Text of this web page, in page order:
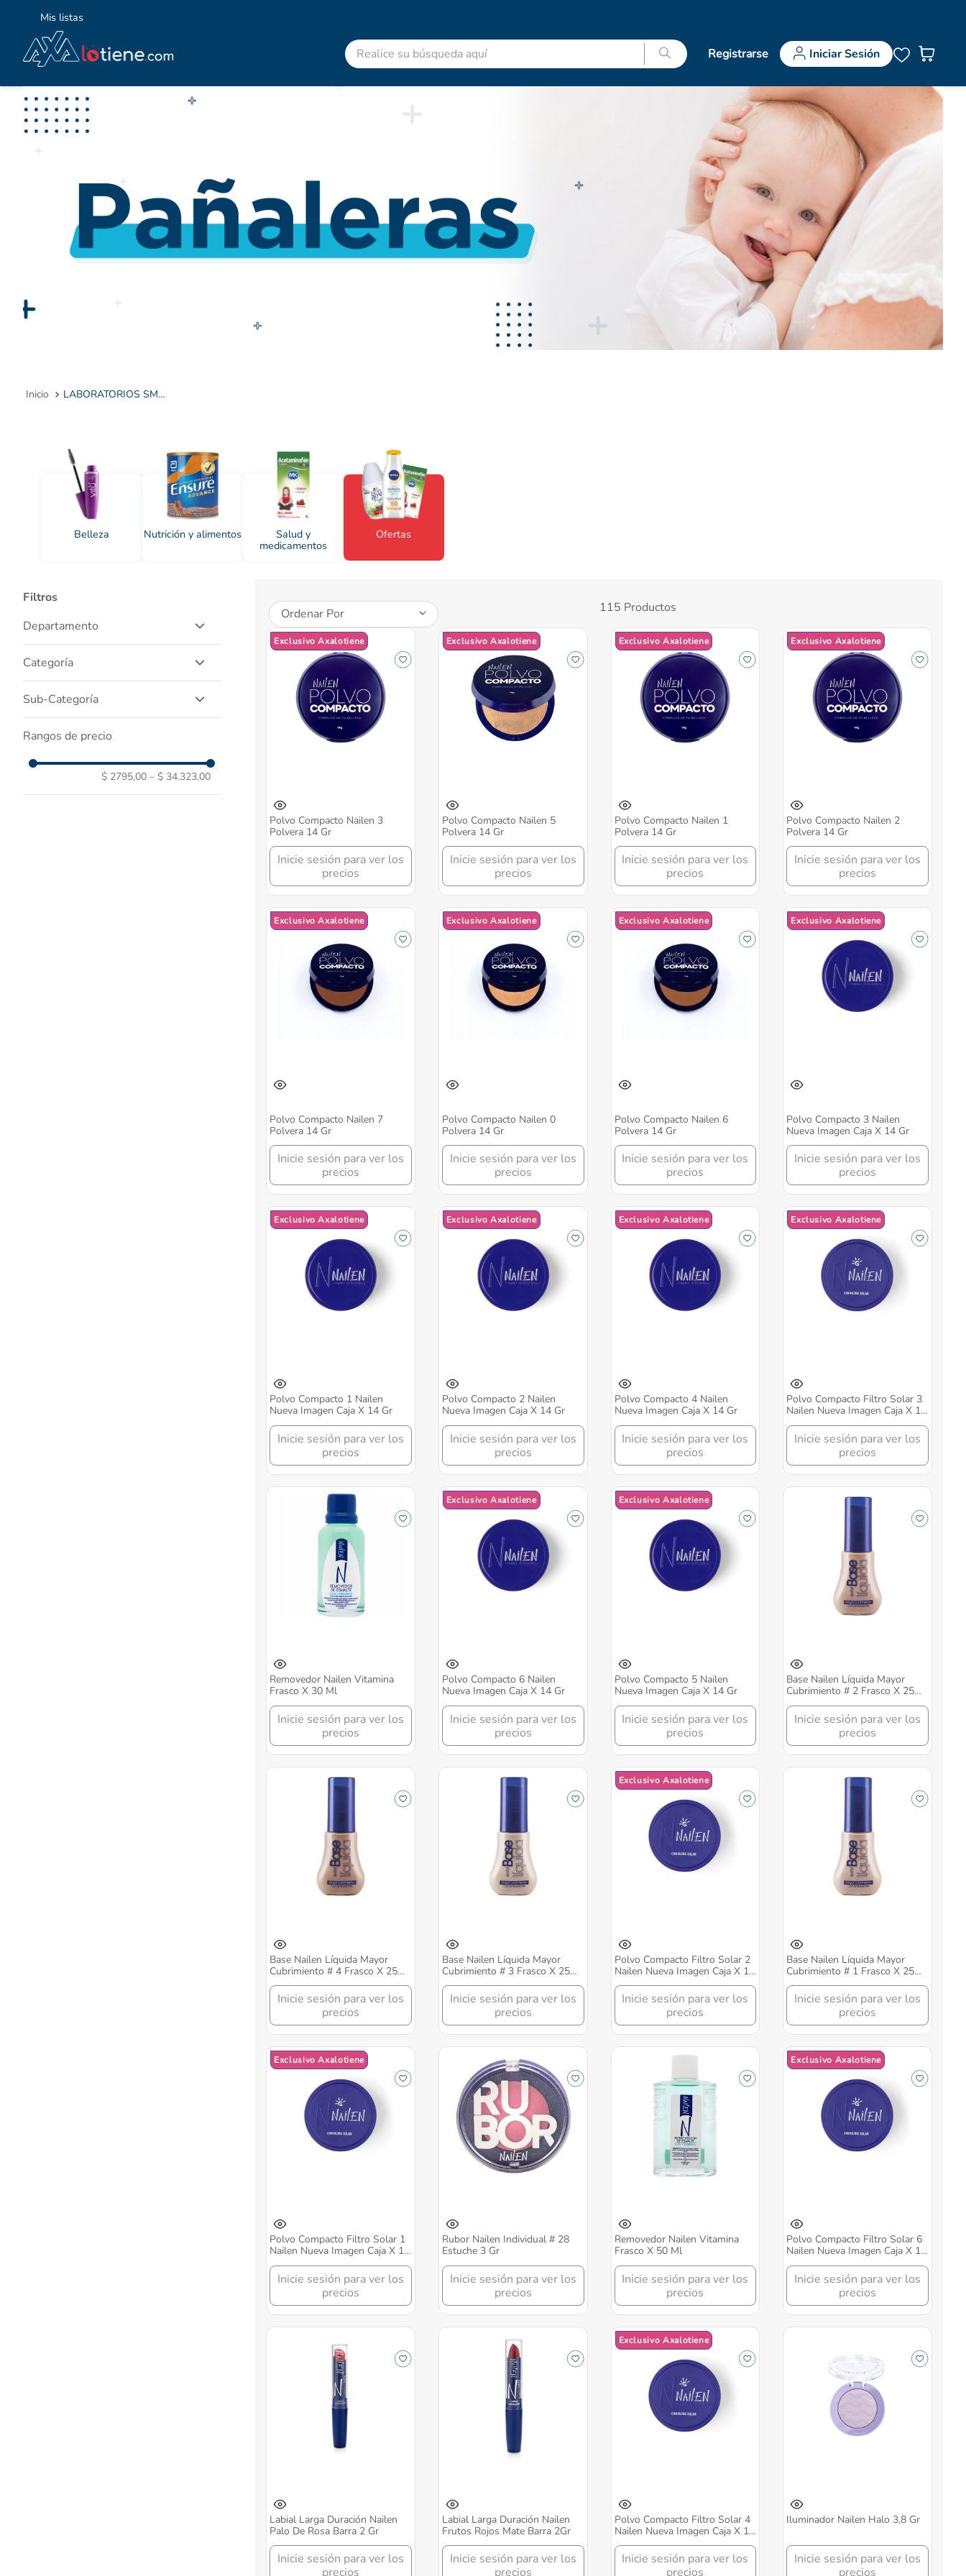
Mis listas
Realice su búsqueda aquí
Registrarse Iniciar Sesión
LABORATORIOS SMART SAS
Belleza Nutrición y alimentos
Salud y
medicamentos
Ofertas
Filtros
Departamento
Cuidado Personal
Categoría
Labios
Ojos
Cuidado Facial
Sub-Categoría
Labiales
Esmaltes Y Removedores
Bases
Rangos de precio
$ 2795,00 – $ 34.323,00
Ordenar Por 115 Productos
Exclusivo Axalotiene
Polvo Compacto Nailen 3
Polvera 14 Gr
Inicie sesión para ver los
precios
Exclusivo Axalotiene
Polvo Compacto Nailen 5
Polvera 14 Gr
Inicie sesión para ver los
precios
Exclusivo Axalotiene
Polvo Compacto Nailen 1
Polvera 14 Gr
Inicie sesión para ver los
precios
Exclusivo Axalotiene
Polvo Compacto Nailen 2
Polvera 14 Gr
Inicie sesión para ver los
precios
Exclusivo Axalotiene
Polvo Compacto Nailen 7
Polvera 14 Gr
Inicie sesión para ver los
precios
Exclusivo Axalotiene
Polvo Compacto Nailen 0
Polvera 14 Gr
Inicie sesión para ver los
precios
Exclusivo Axalotiene
Polvo Compacto Nailen 6
Polvera 14 Gr
Inicie sesión para ver los
precios
Exclusivo Axalotiene
Polvo Compacto 3 Nailen
Nueva Imagen Caja X 14 Gr
Inicie sesión para ver los
precios
Exclusivo Axalotiene
Polvo Compacto 1 Nailen
Nueva Imagen Caja X 14 Gr
Inicie sesión para ver los
precios
Exclusivo Axalotiene
Polvo Compacto 2 Nailen
Nueva Imagen Caja X 14 Gr
Inicie sesión para ver los
precios
Exclusivo Axalotiene
Polvo Compacto 4 Nailen
Nueva Imagen Caja X 14 Gr
Inicie sesión para ver los
precios
Exclusivo Axalotiene
Polvo Compacto Filtro Solar 3
Nailen Nueva Imagen Caja X 14
Gr
Inicie sesión para ver los
precios
Removedor Nailen Vitamina
Frasco X 30 Ml
Inicie sesión para ver los
precios
Exclusivo Axalotiene
Polvo Compacto 6 Nailen
Nueva Imagen Caja X 14 Gr
Inicie sesión para ver los
precios
Exclusivo Axalotiene
Polvo Compacto 5 Nailen
Nueva Imagen Caja X 14 Gr
Inicie sesión para ver los
precios
Base Nailen Líquida Mayor
Cubrimiento # 2 Frasco X 25
Ml
Inicie sesión para ver los
precios
Base Nailen Líquida Mayor
Cubrimiento # 4 Frasco X 25
Ml
Inicie sesión para ver los
precios
Base Nailen Líquida Mayor
Cubrimiento # 3 Frasco X 25
Ml
Inicie sesión para ver los
precios
Exclusivo Axalotiene
Polvo Compacto Filtro Solar 2
Nailen Nueva Imagen Caja X 14
Gr
Inicie sesión para ver los
precios
Base Nailen Líquida Mayor
Cubrimiento # 1 Frasco X 25
Ml
Inicie sesión para ver los
precios
Exclusivo Axalotiene
Polvo Compacto Filtro Solar 1
Nailen Nueva Imagen Caja X 14
Gr
Inicie sesión para ver los
precios
Rubor Nailen Individual # 28
Estuche 3 Gr
Inicie sesión para ver los
precios
Removedor Nailen Vitamina
Frasco X 50 Ml
Inicie sesión para ver los
precios
Exclusivo Axalotiene
Polvo Compacto Filtro Solar 6
Nailen Nueva Imagen Caja X 14
Gr
Inicie sesión para ver los
precios
Labial Larga Duración Nailen
Palo De Rosa Barra 2 Gr
Inicie sesión para ver los
precios
Labial Larga Duración Nailen
Frutos Rojos Mate Barra 2Gr
Inicie sesión para ver los
precios
Exclusivo Axalotiene
Polvo Compacto Filtro Solar 4
Nailen Nueva Imagen Caja X 14
Gr
Inicie sesión para ver los
precios
Iluminador Nailen Halo 3,8 Gr
Inicie sesión para ver los
precios
4.
shampoo
pedialyte
7.
dolex